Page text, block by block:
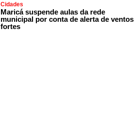
Cidades
Maricá suspende aulas da rede
municipal por conta de alerta de ventos
fortes